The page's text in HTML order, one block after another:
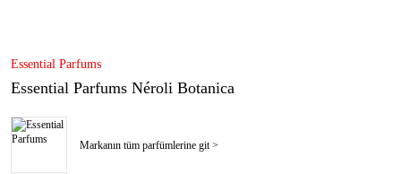
Essential Parfums
Essential Parfums Néroli Botanica
Markanın tüm parfümlerine git >